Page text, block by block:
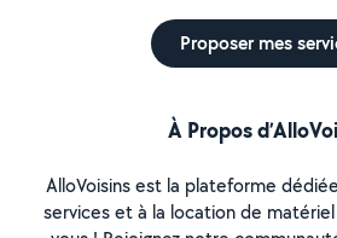
Proposer mes
À Propos
AlloVoisins est la plateforme
services et à la location de